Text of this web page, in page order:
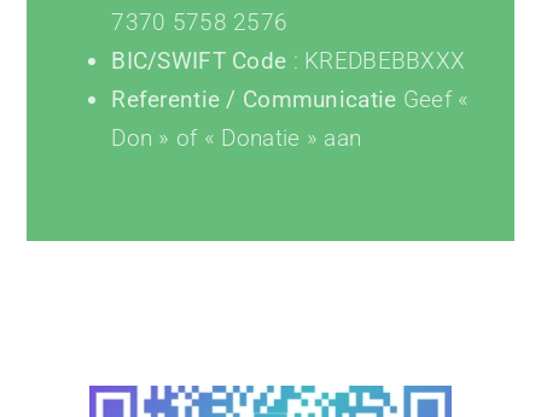
7370 5758 2576
BIC/SWIFT Code : KREDBEBBXXX
Referentie / Communicatie Geef «
Don » of « Donatie » aan